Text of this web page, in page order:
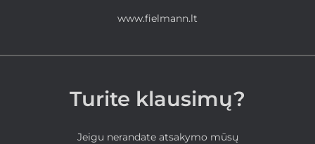
www.fielmann.lt
Turite klausimų?
Jeigu nerandate atsakymo mūsų